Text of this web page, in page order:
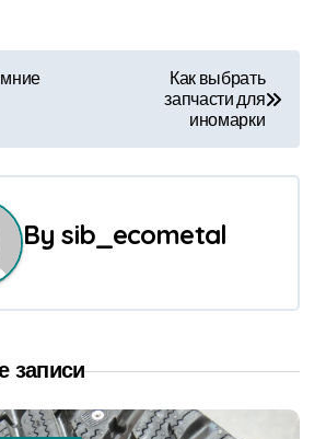
Как выбрать
запчасти для
иномарки
Bysib_ecometal
записи